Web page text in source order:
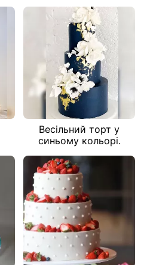
Весільний торт у
синьому кольорі.